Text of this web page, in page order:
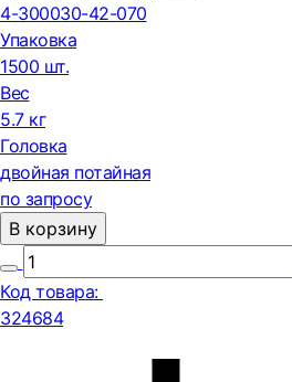
4-300030-42-070
Упаковка
1500 шт.
Вес
5.7 кг
Головка
двойная потайная
по запросу
В корзину
Код товара:
324684